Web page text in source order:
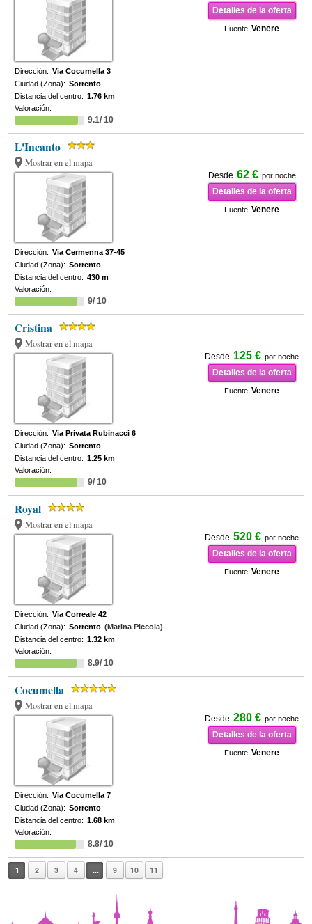
Detalles de la oferta
Fuente Venere
Dirección: Via Cocumella 3
Ciudad (Zona): Sorrento
Distancia del centro: 1.76 km
Valoración:
9.1/ 10
L'Incanto
Mostrar en el mapa
Desde 62 € por noche
Detalles de la oferta
Fuente Venere
Dirección: Via Cermenna 37-45
Ciudad (Zona): Sorrento
Distancia del centro: 430 m
Valoración:
9/ 10
Cristina
Mostrar en el mapa
Desde 125 € por noche
Detalles de la oferta
Fuente Venere
Dirección: Via Privata Rubinacci 6
Ciudad (Zona): Sorrento
Distancia del centro: 1.25 km
Valoración:
9/ 10
Royal
Mostrar en el mapa
Desde 520 € por noche
Detalles de la oferta
Fuente Venere
Dirección: Via Correale 42
Ciudad (Zona): Sorrento (Marina Piccola)
Distancia del centro: 1.32 km
Valoración:
8.9/ 10
Cocumella
Mostrar en el mapa
Desde 280 € por noche
Detalles de la oferta
Fuente Venere
Dirección: Via Cocumella 7
Ciudad (Zona): Sorrento
Distancia del centro: 1.68 km
Valoración:
8.8/ 10
1 2 3 4 ... 9 10 11